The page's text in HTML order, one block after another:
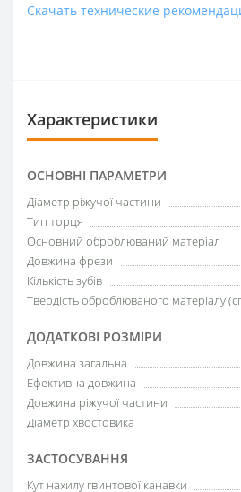
Скачать технические
Характеристики
ОСНОВНІ ПАРАМЕТРИ
Діаметр ріжучої частини
Тип торця
Основний оброблюваний матеріал
Довжина фрези
Кількість зубів
Твердість оброблюваного матеріалу
ДОДАТКОВІ РОЗМІРИ
Довжина загальна
Ефективна довжина
Довжина ріжучої частини
Діаметр хвостовика
ЗАСТОСУВАННЯ
Кут нахилу гвинтової канавки